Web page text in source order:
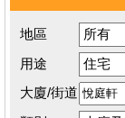
地區
用途
大廈/街道